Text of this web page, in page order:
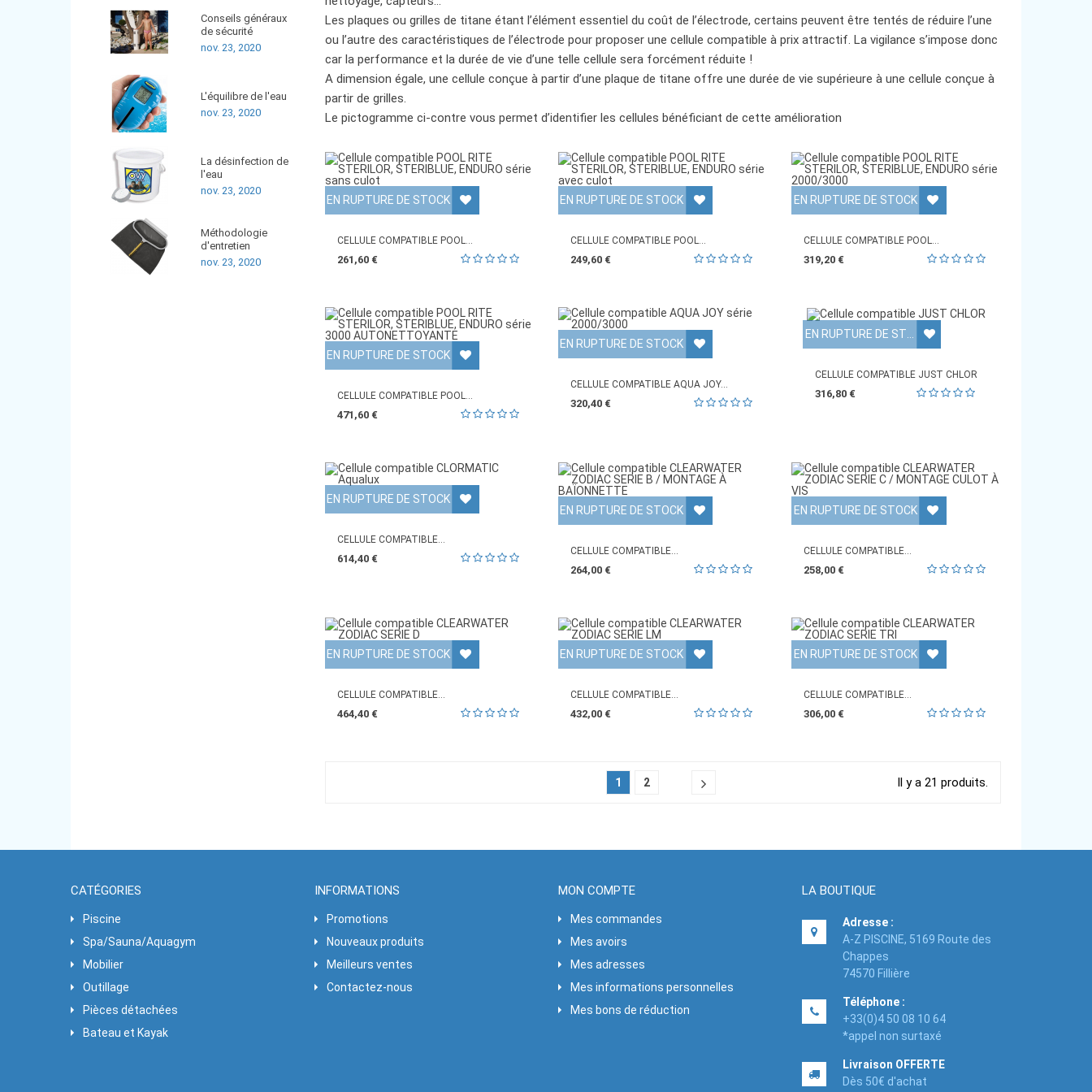
Conseils généraux
de sécurité
nov. 23, 2020
L'équilibre de l'eau
nov. 23, 2020
La désinfection de
l'eau
nov. 23, 2020
Méthodologie
d'entretien
nov. 23, 2020
Les plaques ou grilles de titane étant l’élément essentiel du coût de l’électrode, certains peuvent être tentés de réduire l’une
ou l’autre des caractéristiques de l’électrode pour proposer une cellule compatible à prix attractif. La vigilance s’impose donc
car la performance et la durée de vie d’une telle cellule sera forcément réduite !
A dimension égale, une cellule conçue à partir d’une plaque de titane offre une durée de vie supérieure à une cellule conçue à
partir de grilles.
Le pictogramme ci-contre vous permet d’identifier les cellules bénéficiant de cette amélioration
EN RUPTURE DE STOCK
CELLULE COMPATIBLE POOL...
261,60 €
EN RUPTURE DE STOCK
CELLULE COMPATIBLE POOL...
249,60 €
EN RUPTURE DE STOCK
CELLULE COMPATIBLE POOL...
319,20 €
EN RUPTURE DE STOCK
CELLULE COMPATIBLE POOL...
471,60 €
EN RUPTURE DE STOCK
CELLULE COMPATIBLE AQUA JOY...
320,40 €
EN RUPTURE DE STOCK
CELLULE COMPATIBLE JUST CHLOR
316,80 €
EN RUPTURE DE STOCK
CELLULE COMPATIBLE...
614,40 €
EN RUPTURE DE STOCK
CELLULE COMPATIBLE...
264,00 €
EN RUPTURE DE STOCK
CELLULE COMPATIBLE...
258,00 €
EN RUPTURE DE STOCK
CELLULE COMPATIBLE...
464,40 €
EN RUPTURE DE STOCK
CELLULE COMPATIBLE...
432,00 €
EN RUPTURE DE STOCK
CELLULE COMPATIBLE...
306,00 €
1 2 Il y a 21 produits.
CATÉGORIES
Piscine
Spa/Sauna/Aquagym
Mobilier
Outillage
Pièces détachées
Bateau et Kayak
INFORMATIONS
Promotions
Nouveaux produits
Meilleurs ventes
Contactez-nous
MON COMPTE
Mes commandes
Mes avoirs
Mes adresses
Mes informations personnelles
Mes bons de réduction
LA BOUTIQUE
Adresse :
A-Z PISCINE, 5169 Route des
Chappes
74570 Fillière
Téléphone :
+33(0)4 50 08 10 64
*appel non surtaxé
Livraison OFFERTE
Dès 50€ d'achat